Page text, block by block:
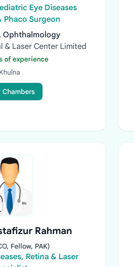
Eye Diseases
Phaco Surgeon
Ophthalmology
& Laser Center Limited
of experience
Khulna
Chambers
Rahman
Fellow, PAK)
Retina & Laser